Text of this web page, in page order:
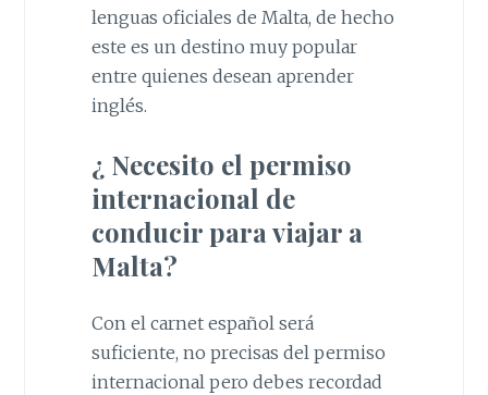
lenguas oficiales de Malta, de hecho
este es un destino muy popular
entre quienes desean aprender
inglés.
¿ Necesito el permiso
internacional de
conducir para viajar a
Malta?
Con el carnet español será
suficiente, no precisas del permiso
internacional pero debes recordad